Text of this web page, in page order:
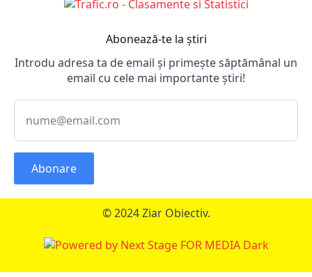
Abonează-te la știri
Introdu adresa ta de email și primește săptămânal un
email cu cele mai importante știri!
Abonare
© 2024 Ziar Obiectiv.